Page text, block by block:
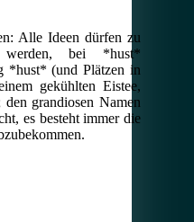
Alle Ideen dürfen zu
werden, bei *hust*
*hust* (und Plätzen in
gekühlten Eistee,
grandiosen Namen
es besteht immer die